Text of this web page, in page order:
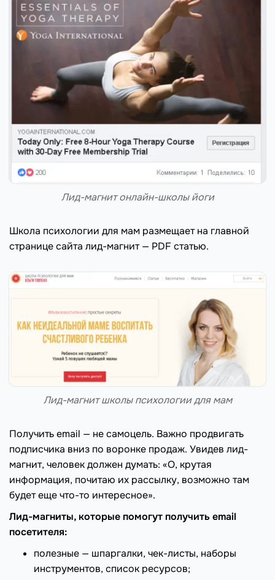
Лид-магнит онлайн-школы йоги
Школа психологии для мам размещает на главной
странице сайта лид-магнит — PDF статью.
Лид-магнит школы психологии для мам
Получить email — не самоцель. Важно продвигать
подписчика вниз по воронке продаж. Увидев лид-
магнит, человек должен думать: «О, крутая
информация, почитаю их рассылку, возможно там
будет еще что-то интересное».
Лид-магниты, которые помогут получить email
посетителя:
полезные — шпаргалки, чек-листы, наборы
инструментов, список ресурсов;